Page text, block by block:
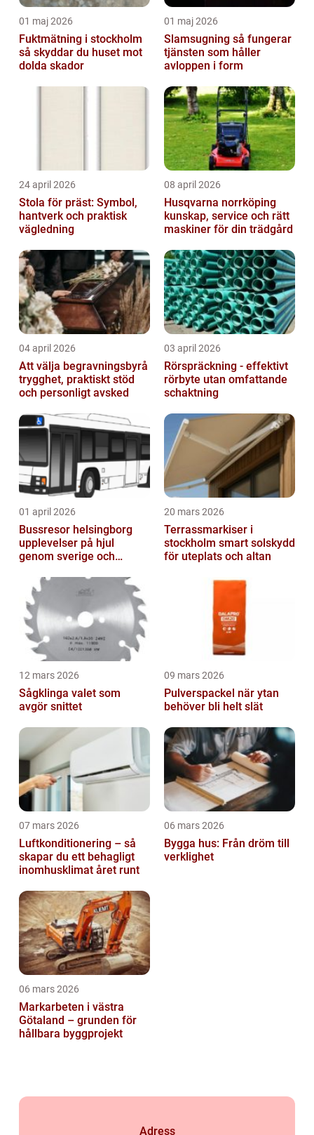
01 maj 2026
Fuktmätning i stockholm
så skyddar du huset mot
dolda skador
01 maj 2026
Slamsugning så fungerar
tjänsten som håller
avloppen i form
24 april 2026
Stola för präst: Symbol,
hantverk och praktisk
vägledning
08 april 2026
Husqvarna norrköping
kunskap, service och rätt
maskiner för din trädgård
04 april 2026
Att välja begravningsbyrå
trygghet, praktiskt stöd
och personligt avsked
03 april 2026
Rörspräckning - effektivt
rörbyte utan omfattande
schaktning
01 april 2026
Bussresor helsingborg
upplevelser på hjul
genom sverige och
20 mars 2026
Terrassmarkiser i
stockholm smart solskydd
för uteplats och altan
12 mars 2026
Sågklinga valet som
avgör snittet
09 mars 2026
Pulverspackel när ytan
behöver bli helt slät
07 mars 2026
Luftkonditionering – så
skapar du ett behagligt
inomhusklimat året runt
06 mars 2026
Bygga hus: Från dröm till
verklighet
06 mars 2026
Markarbeten i västra
Götaland – grunden för
hållbara byggprojekt
Adress